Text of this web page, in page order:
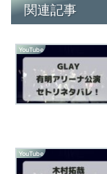
関連記事
YouTube
YouTube